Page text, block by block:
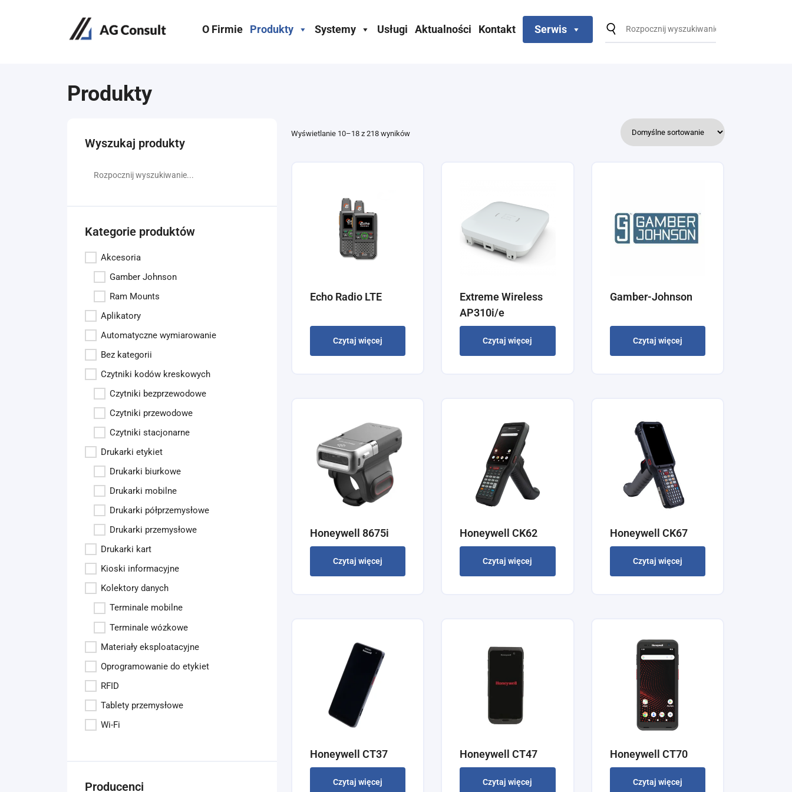
O Firmie Produkty Systemy Usługi Aktualności Kontakt Serwis
Produkty
Wyszukaj produkty
Kategorie produktów
Akcesoria
Gamber Johnson
Ram Mounts
Aplikatory
Automatyczne wymiarowanie
Bez kategorii
Czytniki kodów kreskowych
Czytniki bezprzewodowe
Czytniki przewodowe
Czytniki stacjonarne
Drukarki etykiet
Drukarki biurkowe
Drukarki mobilne
Drukarki półprzemysłowe
Drukarki przemysłowe
Drukarki kart
Kioski informacyjne
Kolektory danych
Terminale mobilne
Terminale wózkowe
Materiały eksploatacyjne
Oprogramowanie do etykiet
RFID
Tablety przemysłowe
Wi-Fi
Producenci
Wyświetlanie 10–18 z 218 wyników
Echo Radio LTE
Czytaj więcej
Extreme Wireless
AP310i/e
Czytaj więcej
Gamber-Johnson
Czytaj więcej
Honeywell 8675i
Czytaj więcej
Honeywell CK62
Czytaj więcej
Honeywell CK67
Czytaj więcej
Honeywell CT37
Czytaj więcej
Honeywell CT47
Czytaj więcej
Honeywell CT70
Czytaj więcej